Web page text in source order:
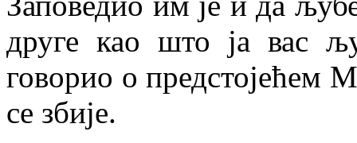
друге као што ја вас
говорио о предстојећем
се збије.